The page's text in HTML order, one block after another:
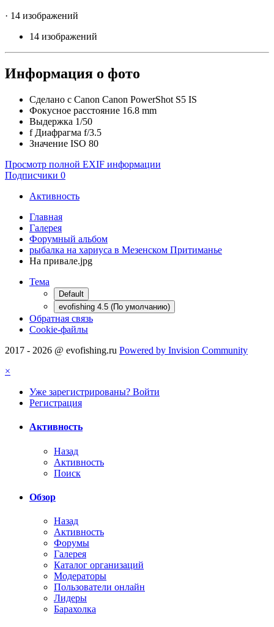
· 14 изображений
14 изображений
Информация о фото
Сделано с Canon Canon PowerShot S5 IS
Фокусное расстояние 16.8 mm
Выдержка 1/50
f Диафрагма f/3.5
Значение ISO 80
Просмотр полной EXIF информации
Подписчики 0
Активность
Главная
Галерея
Форумный альбом
рыбалка на хариуса в Мезенском Притиманье
На привале.jpg
Тема
Default
evofishing 4.5 (По умолчанию)
Обратная связь
Cookie-файлы
2017 - 2026 @ evofishing.ru Powered by Invision Community
×
Уже зарегистрированы? Войти
Регистрация
Активность
Назад
Активность
Поиск
Обзор
Назад
Активность
Форумы
Галерея
Каталог организаций
Модераторы
Пользователи онлайн
Лидеры
Барахолка